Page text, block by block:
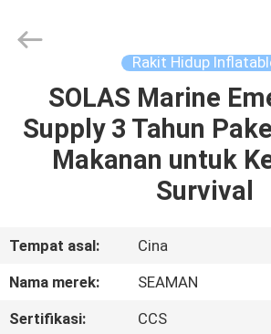
RUMAH
PRODUK
TENTANG
Marine
Co.,Ltd..
Rakit Hidup
SOLAS Marine
Supply 3 Tahun
Makanan untuk
Survival
Tempat asal:
Cina
Nama merek:
SEAMAN
Sertifikasi:
CCS